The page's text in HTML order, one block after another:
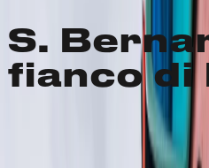
S.
fianco di